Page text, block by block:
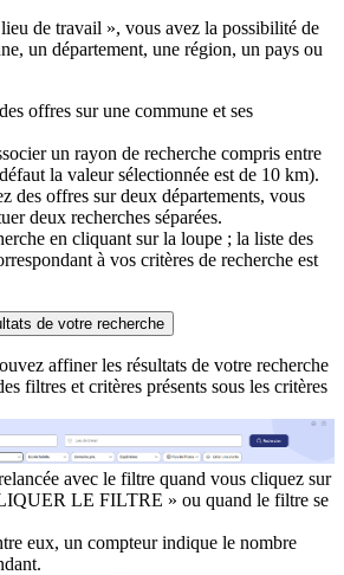
de travail », vous avez la possibilité de
un département, une région, un pays ou
offres sur une commune et ses
un rayon de recherche compris entre
la valeur sélectionnée est de 10 km).
des offres sur deux départements, vous
deux recherches séparées.
en cliquant sur la loupe ; la liste des
à vos critères de recherche est
de votre recherche
affiner les résultats de votre recherche
filtres et critères présents sous les critères
avec le filtre quand vous cliquez sur
LE FILTRE » ou quand le filtre se
eux, un compteur indique le nombre